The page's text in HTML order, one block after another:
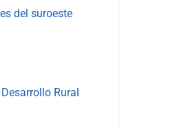
del suroeste
Rural